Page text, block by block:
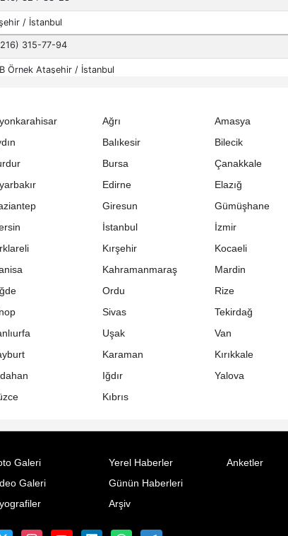
Ağrı Amasya
Balıkesir Bilecik
Bursa Çanakkale
Edirne Elazığ
Giresun Gümüşhane
İstanbul İzmir
Kırşehir Kocaeli
Kahramanmaraş Mardin
Ordu Rize
Sivas Tekirdağ
Uşak Van
Karaman Kırıkkale
Iğdır Yalova
Kıbrıs
Galeri
Galeri
Yerel Haberler
Günün Haberleri
Arşiv
Anketler